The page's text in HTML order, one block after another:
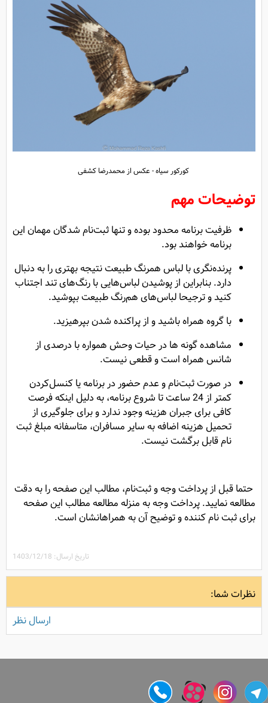
کورکور سیاه - عکس از محمدرضا کشفی
توضیحات مهم
ظرفیت برنامه محدود بوده و تنها ثبت‌نام شدگان مهمان این
برنامه خواهند بود.
پرنده‌نگری با لباس همرنگ طبیعت نتیجه بهتری را به دنبال
دارد. بنابراین از پوشیدن لباس‌هایی با رنگ‌های تند اجتناب
کنید و ترجیحا لباس‌های هم‌رنگ طبیعت بپوشید.
با گروه همراه باشید و از پراکنده شدن بپرهیزید.
مشاهده گونه ها در حیات وحش همواره با درصدی از
شانس همراه است و قطعی نیست.
در صورت ثبت‌نام و عدم حضور در برنامه یا کنسل‌کردن
کمتر از 24 ساعت تا شروع برنامه، به دلیل اینکه فرصت
کافی برای جبران هزینه وجود ندارد و برای جلوگیری از
تحمیل هزینه اضافه به سایر مسافران، متاسفانه مبلغ ثبت
نام قابل برگشت نیست.
حتما قبل از پرداخت وجه و ثبت‌نام، مطالب این صفحه را به دقت
مطالعه نمایید. پرداخت وجه به منزله مطالعه مطالب این صفحه
برای ثبت نام کننده و توضیح آن به همراهانشان است.
تاریخ ارسال: 1403/12/18
نظرات شما:
ارسال نظر